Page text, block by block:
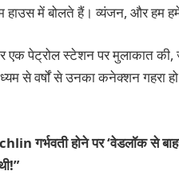
में बोलते हैं। व्यंजन, और हम
एक पेट्रोल स्टेशन पर मुलाकात
से वर्षों से उनका कनेक्शन
गर्भवती होने पर ‘वेडलॉक से